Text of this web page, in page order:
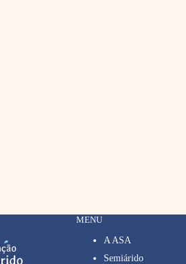
MENU
A ASA
Semiárido